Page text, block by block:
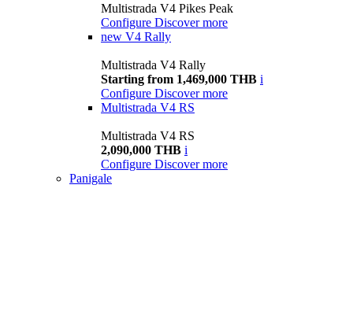
Multistrada V4 Pikes Peak
Configure Discover more
new V4 Rally
Multistrada V4 Rally
Starting from 1,469,000 THB i
Configure Discover more
Multistrada V4 RS
Multistrada V4 RS
2,090,000 THB i
Configure Discover more
Panigale